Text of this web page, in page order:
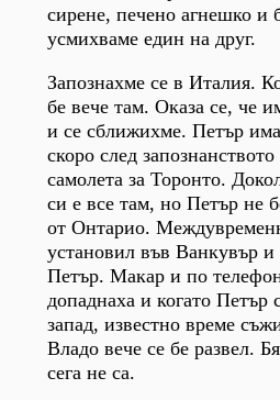
сирене, печено агнешко и
усмихваме един на друг.
Запознахме се в Италия.
бе вече там. Оказа се, че
и се сближихме. Петър
скоро след
самолета за Торонто.
си е все там, но Петър не
от Онтарио.
установил във Ванкувър и
Петър. Макар и по
допаднаха и когато Петър
запад, известно време
Владо вече се бе развел.
сега не са.